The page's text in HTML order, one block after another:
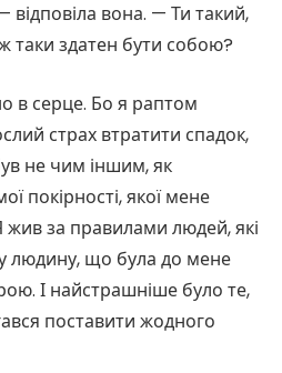
вона. — Ти такий,
таки здатен бути собою?
в серце. Бо я раптом
страх втратити спадок,
не чим іншим, як
покірності, якої мене
жив за правилами людей, які
людину, що була до мене
І найстрашніше було те,
поставити жодного